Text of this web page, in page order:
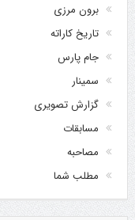
برون مرزی
تاریخ کاراته
جام پارس
سمینار
گزارش تصویری
مسابقات
مصاحبه
مطلب شما